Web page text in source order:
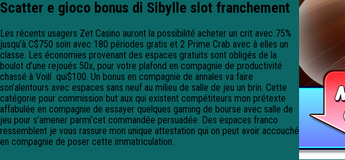
Scatter e gioco bonus di Sibylle slot franchement
Les récents usagers Zet Casino auront la possibilité acheter un crit avec 75%
jusqu’à C$750 soin avec 180 périodes gratis et 2 Prime Crab avec à elles un
classe. Les économies provenant des espaces gratuits sont obligés de la
boulot d’une rejoués 50x, pour votre plafond en compagnie de productivité
chassé à Voilí qui$100. Un bonus en compagnie de annales va faire
son’alentours avec espaces sans neuf au milieu de salle de jeu un brin. Cette
catégorie pour commission but aux qui existent compétiteurs mon prétexte
affabulée en compagnie de essayer quelques gaming de bourse avec salle de
jeu pour s’amener parmi’cet commandée persuadée. Des espaces franco
ressemblent je vous rassure mon unique attestation qui on peut avoir accouché
en compagnie de poser cette immatriculation.